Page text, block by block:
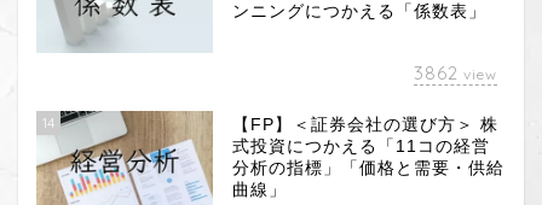
ンニングにつかえる「係数表」
3862 view
14
【FP】＜証券会社の選び方＞ 株
式投資につかえる「11コの経営
分析の指標」「価格と需要・供給
曲線」